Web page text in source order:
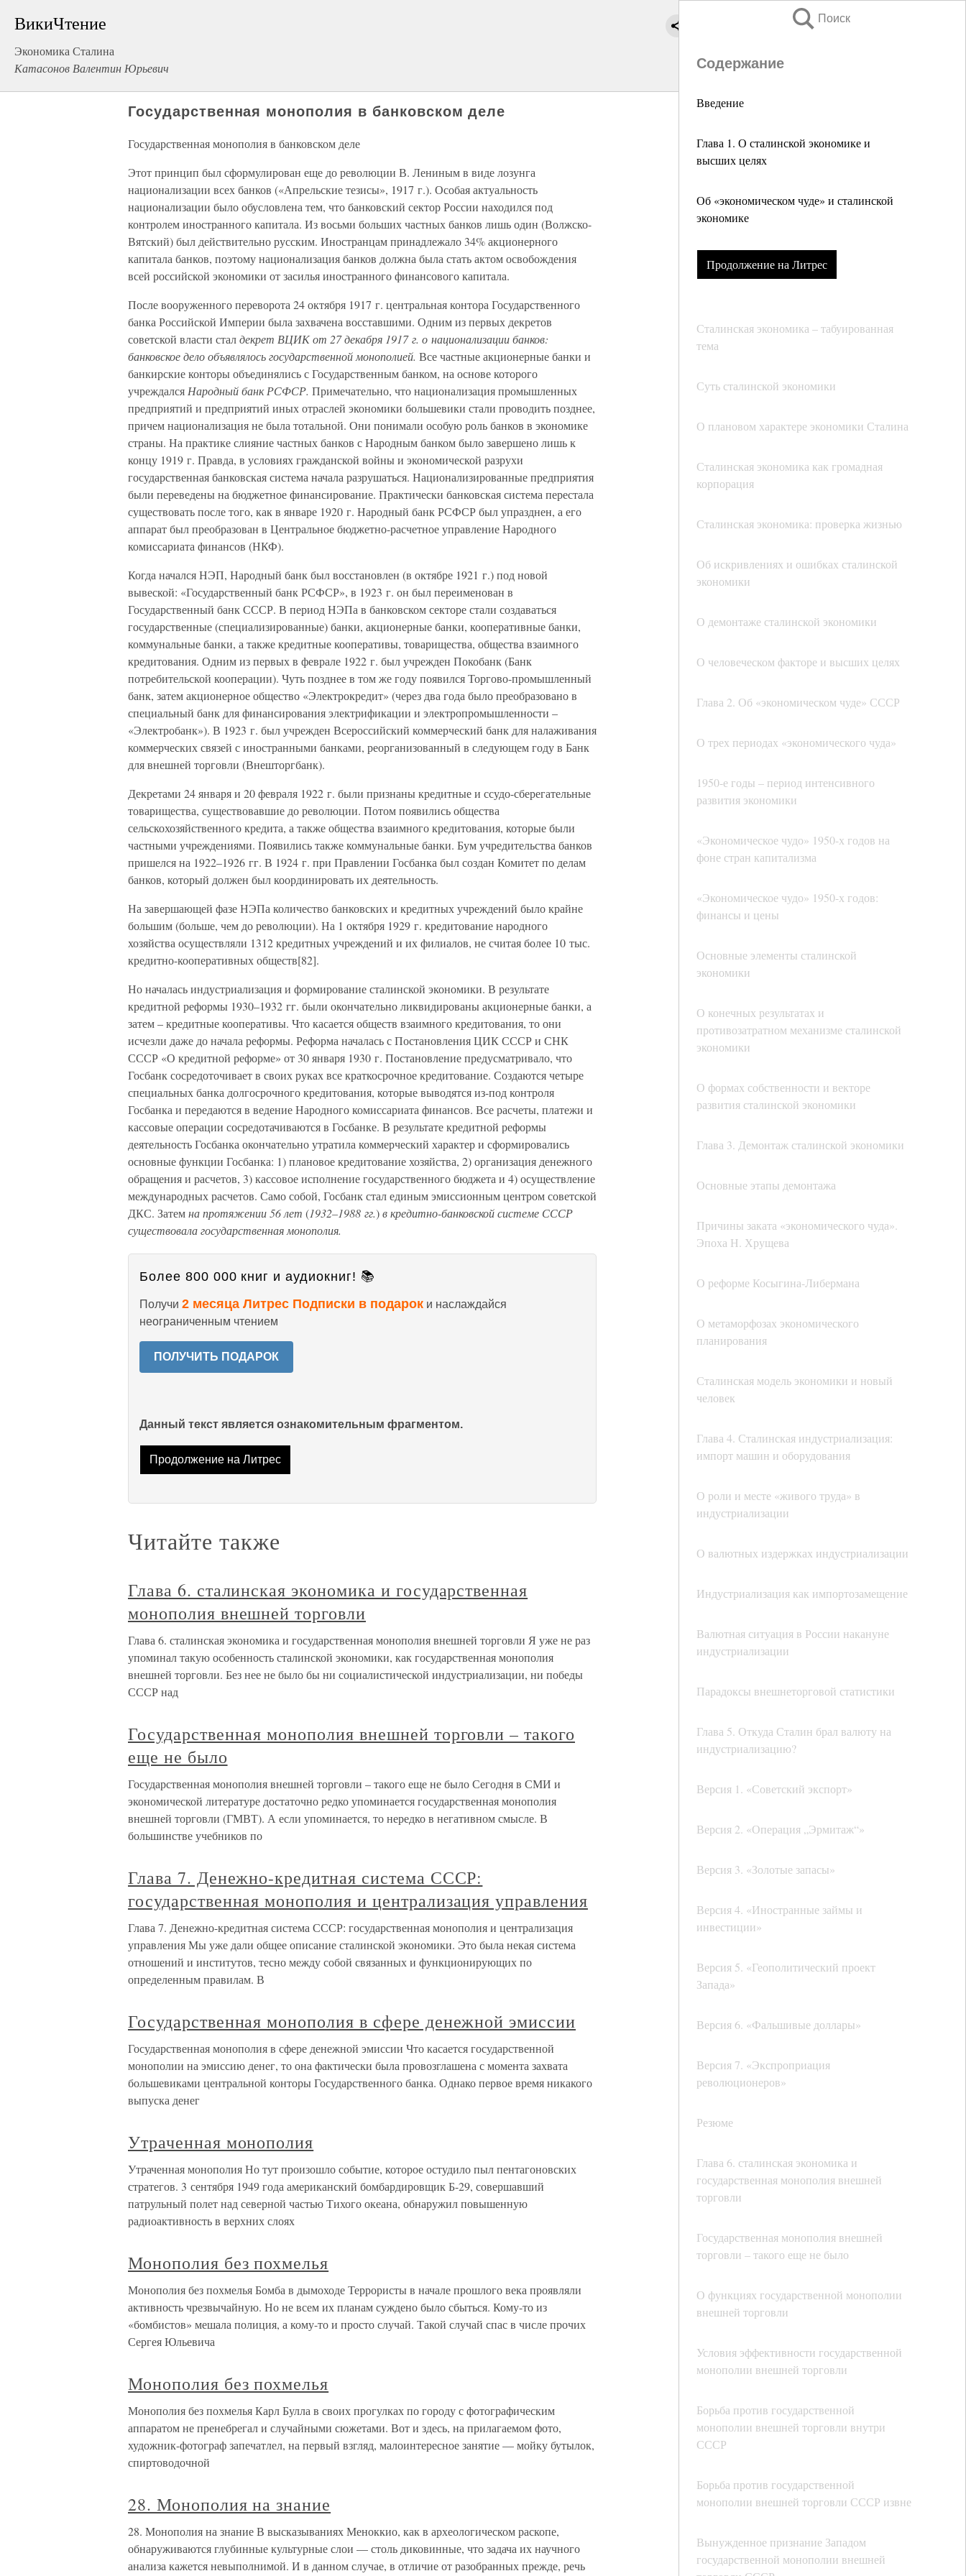
ВикиЧтение
Экономика Сталина
Катасонов Валентин Юрьевич
Поиск
Содержание
Введение
Глава 1. О сталинской экономике и
высших целях
Об «экономическом чуде» и сталинской
экономике
Продолжение на Литрес
Сталинская экономика – табуированная
тема
Суть сталинской экономики
О плановом характере экономики Сталина
Сталинская экономика как громадная
корпорация
Сталинская экономика: проверка жизнью
Об искривлениях и ошибках сталинской
экономики
О демонтаже сталинской экономики
О человеческом факторе и высших целях
Глава 2. Об «экономическом чуде» СССР
О трех периодах «экономического чуда»
1950-е годы – период интенсивного
развития экономики
«Экономическое чудо» 1950-х годов на
фоне стран капитализма
«Экономическое чудо» 1950-х годов:
финансы и цены
Основные элементы сталинской
экономики
О конечных результатах и
противозатратном механизме сталинской
экономики
О формах собственности и векторе
развития сталинской экономики
Глава 3. Демонтаж сталинской экономики
Основные этапы демонтажа
Причины заката «экономического чуда».
Эпоха Н. Хрущева
О реформе Косыгина-Либермана
О метаморфозах экономического
планирования
Сталинская модель экономики и новый
человек
Глава 4. Сталинская индустриализация:
импорт машин и оборудования
О роли и месте «живого труда» в
индустриализации
О валютных издержках индустриализации
Индустриализация как импортозамещение
Валютная ситуация в России накануне
индустриализации
Парадоксы внешнеторговой статистики
Глава 5. Откуда Сталин брал валюту на
индустриализацию?
Версия 1. «Советский экспорт»
Версия 2. «Операция „Эрмитаж“»
Версия 3. «Золотые запасы»
Версия 4. «Иностранные займы и
инвестиции»
Версия 5. «Геополитический проект
Запада»
Версия 6. «Фальшивые доллары»
Версия 7. «Экспроприация
революционеров»
Резюме
Глава 6. сталинская экономика и
государственная монополия внешней
торговли
Государственная монополия внешней
торговли – такого еще не было
О функциях государственной монополии
внешней торговли
Условия эффективности государственной
монополии внешней торговли
Борьба против государственной
монополии внешней торговли внутри
СССР
Борьба против государственной
монополии внешней торговли СССР извне
Вынужденное признание Западом
государственной монополии внешней
Государственная монополия в банковском деле
Государственная монополия в банковском деле
Этот принцип был сформулирован еще до революции В. Лениным в виде лозунга
национализации всех банков («Апрельские тезисы», 1917 г.). Особая актуальность
национализации было обусловлена тем, что банковский сектор России находился под
контролем иностранного капитала. Из восьми больших частных банков лишь один (Волжско-
Вятский) был действительно русским. Иностранцам принадлежало 34% акционерного
капитала банков, поэтому национализация банков должна была стать актом освобождения
всей российской экономики от засилья иностранного финансового капитала.
После вооруженного переворота 24 октября 1917 г. центральная контора Государственного
банка Российской Империи была захвачена восставшими. Одним из первых декретов
советской власти сталдекрет ВЦИК от 27 декабря 1917 г. о национализации банков:
банковское дело объявлялось государственной монополией. Все частные акционерные банки и
банкирские конторы объединялись с Государственным банком, на основе которого
учреждался Народный банк РСФСР. Примечательно, что национализация промышленных
предприятий и предприятий иных отраслей экономики большевики стали проводить позднее,
причем национализация не была тотальной. Они понимали особую роль банков в экономике
страны. На практике слияние частных банков с Народным банком было завершено лишь к
концу 1919 г. Правда, в условиях гражданской войны и экономической разрухи
государственная банковская система начала разрушаться. Национализированные предприятия
были переведены на бюджетное финансирование. Практически банковская система перестала
существовать после того, как в январе 1920 г. Народный банк РСФСР был упразднен, а его
аппарат был преобразован в Центральное бюджетно-расчетное управление Народного
комиссариата финансов (НКФ).
Когда начался НЭП, Народный банк был восстановлен (в октябре 1921 г.) под новой
вывеской: «Государственный банк РСФСР», в 1923 г. он был переименован в
Государственный банк СССР. В период НЭПа в банковском секторе стали создаваться
государственные (специализированные) банки, акционерные банки, кооперативные банки,
коммунальные банки, а также кредитные кооперативы, товарищества, общества взаимного
кредитования. Одним из первых в феврале 1922 г. был учрежден Покобанк (Банк
потребительской кооперации). Чуть позднее в том же году появился Торгово-промышленный
банк, затем акционерное общество «Электрокредит» (через два года было преобразовано в
специальный банк для финансирования электрификации и электропромышленности –
«Электробанк»). В 1923 г. был учрежден Всероссийский коммерческий банк для налаживания
коммерческих связей с иностранными банками, реорганизованный в следующем году в Банк
для внешней торговли (Внешторгбанк).
Декретами 24 января и 20 февраля 1922 г. были признаны кредитные и ссудо-сберегательные
товарищества, существовавшие до революции. Потом появились общества
сельскохозяйственного кредита, а также общества взаимного кредитования, которые были
частными учреждениями. Появились также коммунальные банки. Бум учредительства банков
пришелся на 1922–1926 гг. В 1924 г. при Правлении Госбанка был создан Комитет по делам
банков, который должен был координировать их деятельность.
На завершающей фазе НЭПа количество банковских и кредитных учреждений было крайне
большим (больше, чем до революции). На 1 октября 1929 г. кредитование народного
хозяйства осуществляли 1312 кредитных учреждений и их филиалов, не считая более 10 тыс.
кредитно-кооперативных обществ[82].
Но началась индустриализация и формирование сталинской экономики. В результате
кредитной реформы 1930–1932 гг. были окончательно ликвидированы акционерные банки, а
затем – кредитные кооперативы. Что касается обществ взаимного кредитования, то они
исчезли даже до начала реформы. Реформа началась с Постановления ЦИК СССР и СНК
СССР «О кредитной реформе» от 30 января 1930 г. Постановление предусматривало, что
Госбанк сосредоточивает в своих руках все краткосрочное кредитование. Создаются четыре
специальных банка долгосрочного кредитования, которые выводятся из-под контроля
Госбанка и передаются в ведение Народного комиссариата финансов. Все расчеты, платежи и
кассовые операции сосредотачиваются в Госбанке. В результате кредитной реформы
деятельность Госбанка окончательно утратила коммерческий характер и сформировались
основные функции Госбанка: 1) плановое кредитование хозяйства, 2) организация денежного
обращения и расчетов, 3) кассовое исполнение государственного бюджета и 4) осуществление
международных расчетов. Само собой, Госбанк стал единым эмиссионным центром советской
ДКС. Затемна протяжении 56 лет (1932–1988 гг.)в кредитно-банковской системе СССР
существовала государственная монополия.
Более 800 000 книг и аудиокниг! 📚
Получи 2 месяца Литрес Подписки в подарок и наслаждайся
неограниченным чтением
ПОЛУЧИТЬ ПОДАРОК
Данный текст является ознакомительным фрагментом.
Продолжение на Литрес
Читайте также
Глава 6. сталинская экономика и государственная
монополия внешней торговли
Глава 6. сталинская экономика и государственная монополия внешней торговли Я уже не раз
упоминал такую особенность сталинской экономики, как государственная монополия
внешней торговли. Без нее не было бы ни социалистической индустриализации, ни победы
СССР над
Государственная монополия внешней торговли – такого
еще не было
Государственная монополия внешней торговли – такого еще не было Сегодня в СМИ и
экономической литературе достаточно редко упоминается государственная монополия
внешней торговли (ГМВТ). А если упоминается, то нередко в негативном смысле. В
большинстве учебников по
Глава 7. Денежно-кредитная система СССР:
государственная монополия и централизация управления
Глава 7. Денежно-кредитная система СССР: государственная монополия и централизация
управления Мы уже дали общее описание сталинской экономики. Это была некая система
отношений и институтов, тесно между собой связанных и функционирующих по
определенным правилам. В
Государственная монополия в сфере денежной эмиссии
Государственная монополия в сфере денежной эмиссии Что касается государственной
монополии на эмиссию денег, то она фактически была провозглашена с момента захвата
большевиками центральной конторы Государственного банка. Однако первое время никакого
выпуска денег
Утраченная монополия
Утраченная монополия Но тут произошло событие, которое остудило пыл пентагоновских
стратегов. 3 сентября 1949 года американский бомбардировщик Б-29, совершавший
патрульный полет над северной частью Тихого океана, обнаружил повышенную
радиоактивность в верхних слоях
Монополия без похмелья
Монополия без похмелья Бомба в дымоходе Террористы в начале прошлого века проявляли
активность чрезвычайную. Но не всем их планам суждено было сбыться. Кому-то из
«бомбистов» мешала полиция, а кому-то и просто случай. Такой случай спас в числе прочих
Сергея Юльевича
Монополия без похмелья
Монополия без похмелья Карл Булла в своих прогулках по городу с фотографическим
аппаратом не пренебрегал и случайными сюжетами. Вот и здесь, на прилагаемом фото,
художник-фотограф запечатлел, на первый взгляд, малоинтересное занятие — мойку бутылок,
спиртоводочной
28. Монополия на знание
28. Монополия на знание В высказываниях Меноккио, как в археологическом раскопе,
обнаруживаются глубинные культурные слои — столь диковинные, что задача их научного
анализа кажется невыполнимой. И в данном случае, в отличие от разобранных прежде, речь